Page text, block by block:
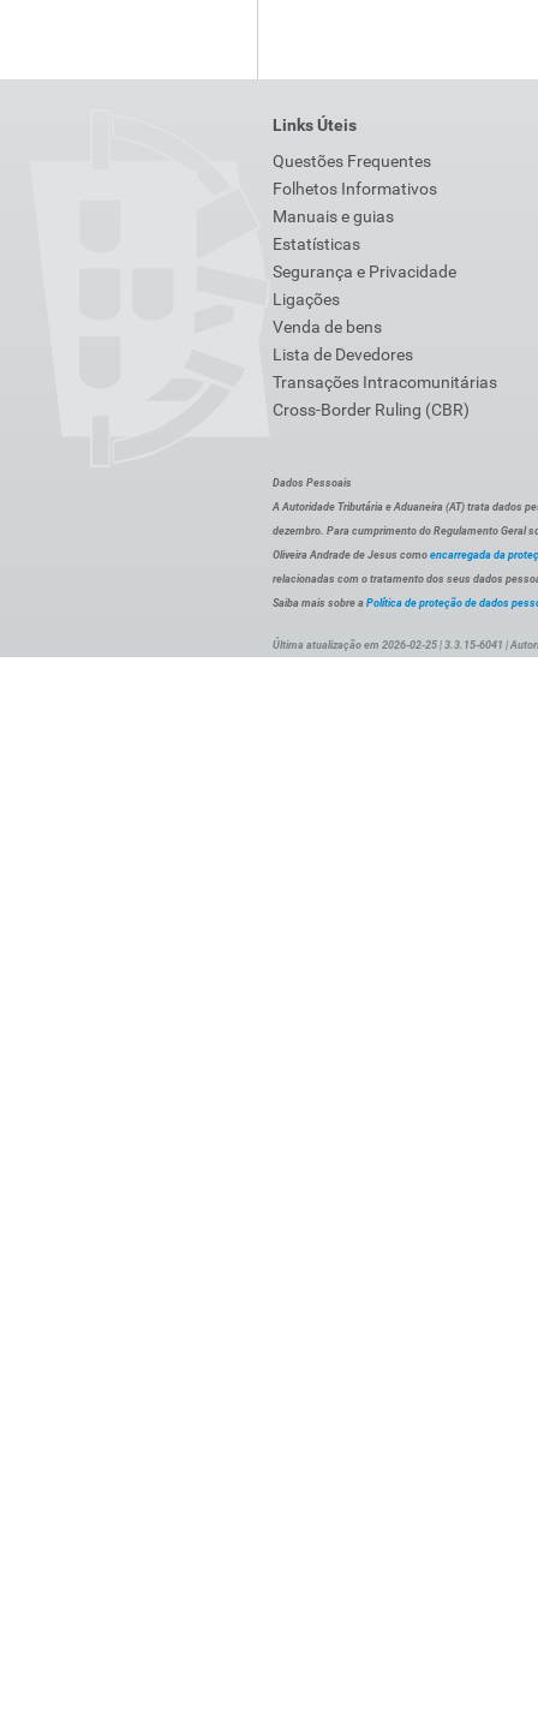
Links Úteis
Questões Frequentes
Folhetos Informativos
Manuais e guias
Estatísticas
Segurança e Privacidade
Ligações
Venda de bens
Lista de Devedores
Transações Intracomunitárias
Cross-Border Ruling (CBR)
Dados Pessoais
A Autoridade Tributária e Aduaneira (AT) trata dados
dezembro. Para cumprimento do Regulamento Geral
Oliveira Andrade de Jesus como encarregada da
relacionadas com o tratamento dos seus dados
Saiba mais sobre a Política de proteção de dados
Última atualização em 2026-02-25 | 3.3.15-6041 |